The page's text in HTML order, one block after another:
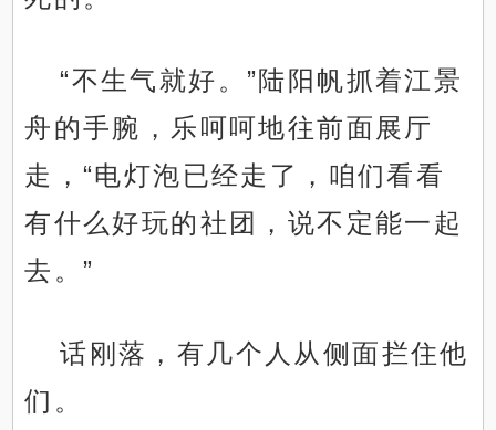
“不生气就好。”陆阳帆抓着江景
舟的手腕，乐呵呵地往前面展厅
走，“电灯泡已经走了，咱们看看
有什么好玩的社团，说不定能一起
去。”
话刚落，有几个人从侧面拦住他
们。